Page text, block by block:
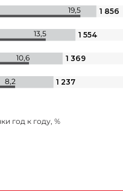
8,2
10,6
13,5
19,5
год к году, %
1 856
1 554
1 369
1 237